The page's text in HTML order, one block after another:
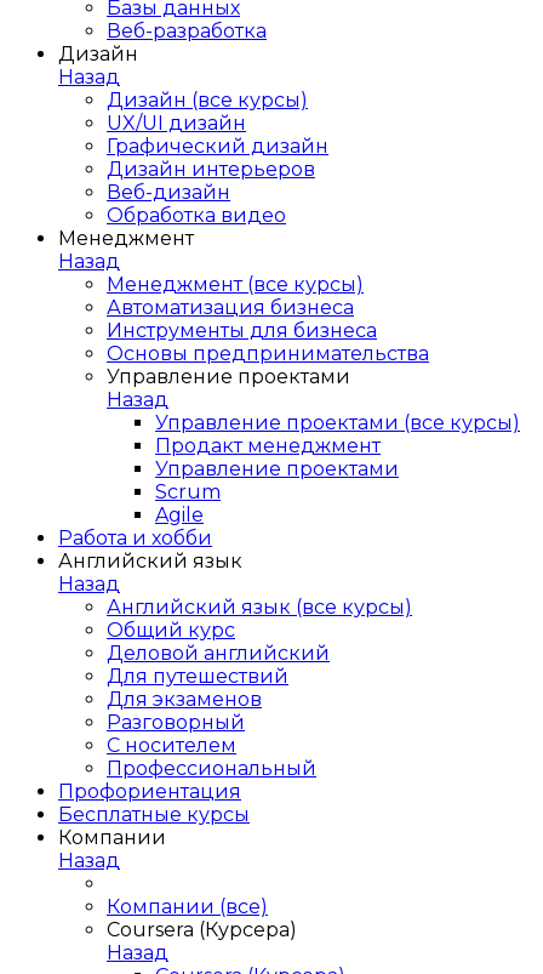
Базы данных
Веб-разработка
Дизайн
Назад
Дизайн (все курсы)
UX/UI дизайн
Графический дизайн
Дизайн интерьеров
Веб-дизайн
Обработка видео
Менеджмент
Назад
Менеджмент (все курсы)
Автоматизация бизнеса
Инструменты для бизнеса
Основы предпринимательства
Управление проектами
Назад
Управление проектами (все курсы)
Продакт менеджмент
Управление проектами
Scrum
Agile
Работа и хобби
Английский язык
Назад
Английский язык (все курсы)
Общий курс
Деловой английский
Для путешествий
Для экзаменов
Разговорный
С носителем
Профессиональный
Профориентация
Бесплатные курсы
Компании
Назад
Компании (все)
Coursera (Курсера)
Назад